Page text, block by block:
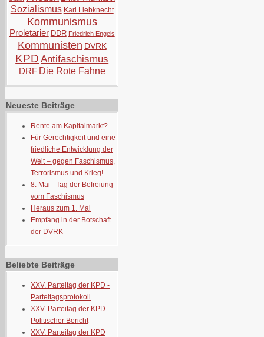
Sozialismus Karl Liebknecht
Kommunismus
Proletarier DDR Friedrich Engels
Kommunisten DVRK
KPD Antifaschismus
DRF Die Rote Fahne
Neueste Beiträge
Rente am Kapitalmarkt?
Für Gerechtigkeit und eine
friedliche Entwicklung der
Welt – gegen Faschismus,
Terrorismus und Krieg!
8. Mai - Tag der Befreiung
vom Faschismus
Heraus zum 1. Mai
Empfang in der Botschaft
der DVRK
Beliebte Beiträge
XXV. Parteitag der KPD -
Parteitagsprotokoll
XXV. Parteitag der KPD -
Politischer Bericht
XXV. Parteitag der KPD